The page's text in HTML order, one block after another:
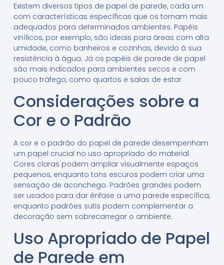
Existem diversos tipos de papel de parede, cada um
com características específicas que os tornam mais
adequados para determinados ambientes. Papéis
vinílicos, por exemplo, são ideais para áreas com alta
umidade, como banheiros e cozinhas, devido à sua
resistência à água. Já os papéis de parede de papel
são mais indicados para ambientes secos e com
pouco tráfego, como quartos e salas de estar.
Considerações sobre a
Cor e o Padrão
A cor e o padrão do papel de parede desempenham
um papel crucial no uso apropriado do material.
Cores claras podem ampliar visualmente espaços
pequenos, enquanto tons escuros podem criar uma
sensação de aconchego. Padrões grandes podem
ser usados para dar ênfase a uma parede específica,
enquanto padrões sutis podem complementar a
decoração sem sobrecarregar o ambiente.
Uso Apropriado de Papel
de Parede em